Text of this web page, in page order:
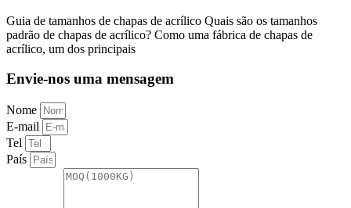
Guia de tamanhos de chapas de acrílico Quais são os tamanhos
padrão de chapas de acrílico? Como uma fábrica de chapas de
acrílico, um dos principais
Envie-nos uma mensagem
Nome
E-mail
Tel
País